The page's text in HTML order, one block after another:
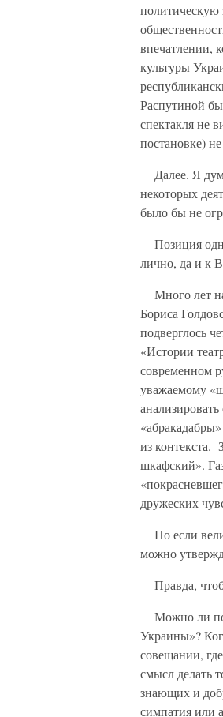
политическую
впечатлении,
культуры
Распутиной
спектакля не
постановке)
Далее. Я
некоторых
было бы не
Позиция
лично, да и к
Много лет
Бориса
подверглось
«Истории
современном
уважаемому
из контекста.
шкафский».
дружеских
Но если
можно
Правда,
Можно ли
Украины»?
совещании,
смысл делать
знающих и
симпатия или